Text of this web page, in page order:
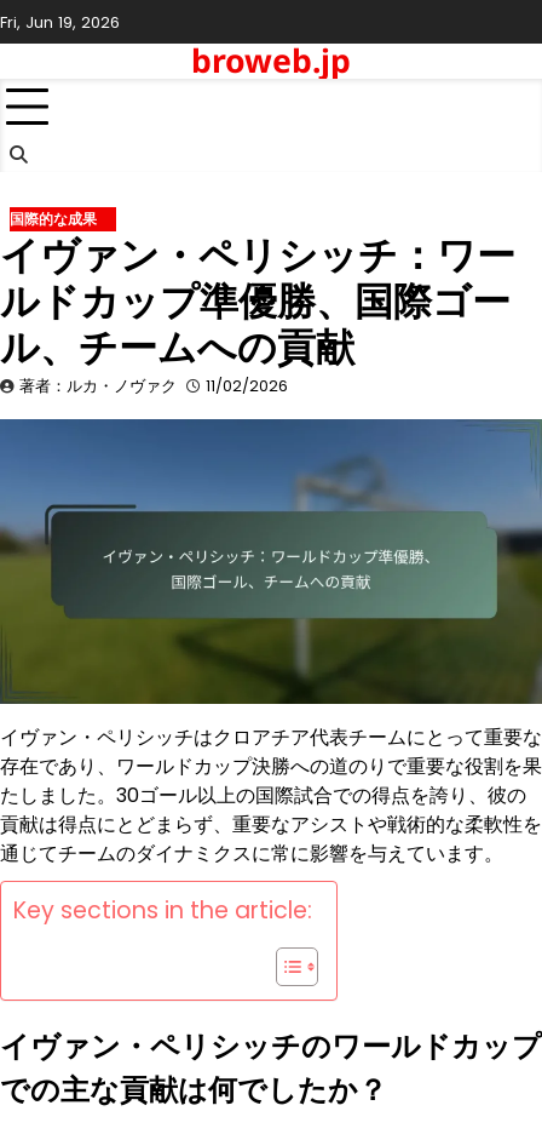
Skip
to
Fri, Jun 19, 2026
broweb.jp
国際的な成果
イヴァン・ペリシッチ：ワー
ルドカップ準優勝、国際ゴー
ル、チームへの貢献
著者：ルカ・ノヴァク 11/02/2026
イヴァン・ペリシッチはクロアチア代表チームにとって重要な
存在であり、ワールドカップ決勝への道のりで重要な役割を果
たしました。30ゴール以上の国際試合での得点を誇り、彼の
貢献は得点にとどまらず、重要なアシストや戦術的な柔軟性を
通じてチームのダイナミクスに常に影響を与えています。
Key sections in the article:
イヴァン・ペリシッチのワールドカップ
での主な貢献は何でしたか？